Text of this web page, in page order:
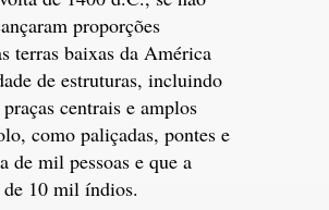
proporções
terras baixas da América
de estruturas, incluindo
centrais e amplos
como paliçadas, pontes e
de mil pessoas e que a
10 mil índios.